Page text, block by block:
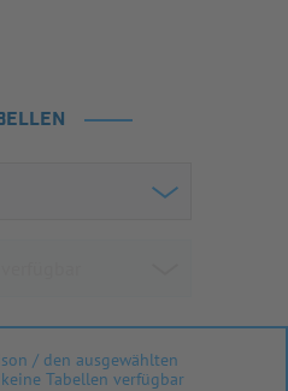
/ den ausgewählten
Tabellen verfügbar